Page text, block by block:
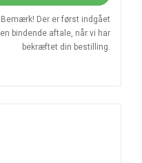
Bemærk! Der er først indgået
en bindende aftale, når vi har
bekræftet din bestilling.